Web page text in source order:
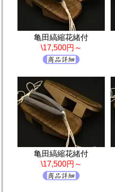
亀田縞縮花緒付
\17,500円～
亀田縞縮花緒付
\17,500円～